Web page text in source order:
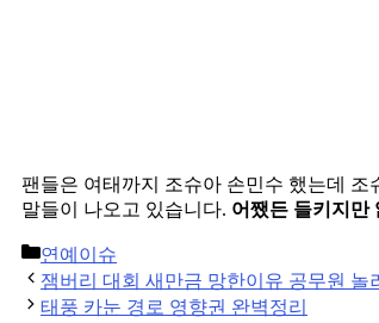
팬들은 여태까지 조슈아 손민수 했는데
말들이 나오고 있습니다. 어쨌든 들키지만
Categories
연예이슈
Post
navigation
잼버리 대회 새만금 망한이유 공무원 놀
태풍 카눈 경로 영향권 완벽정리